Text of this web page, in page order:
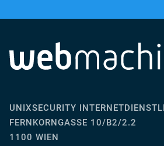
UNIXSECURITY
FERNKORNGASSE 10/B2/2.2
1100 WIEN